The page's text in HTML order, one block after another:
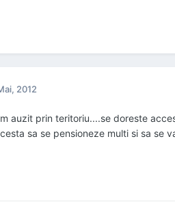
2012
auzit prin teritoriu....se doreste
sa se pensioneze multi si sa se